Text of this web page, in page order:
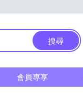
搜尋
會員專享